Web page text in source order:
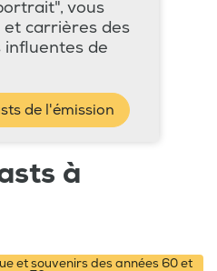
vous
et carrières des
influentes de
de l'émission
à
et souvenirs des années 60 et